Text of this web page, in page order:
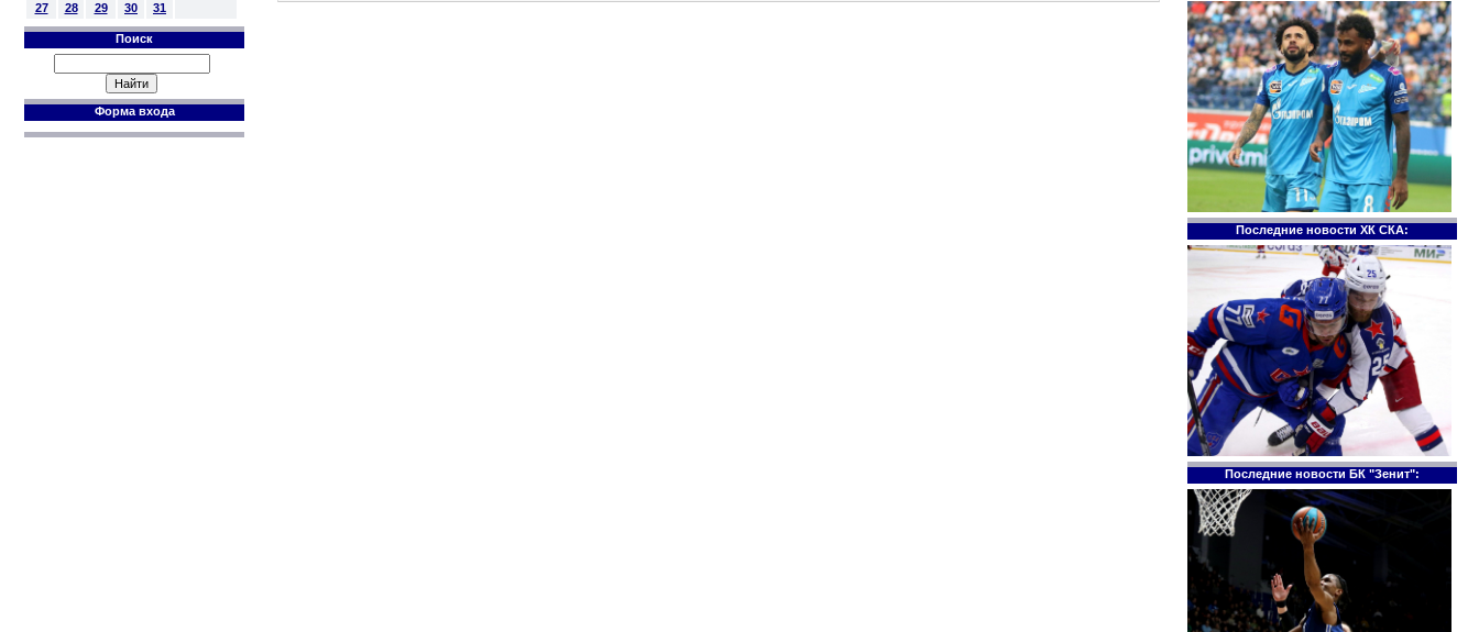
27
28 29 30 31
Поиск
Форма входа
Последние новости ХК СКА:
Последние новости БК "Зенит":